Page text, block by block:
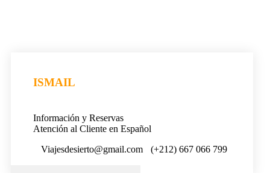
ISMAIL
Información y Reservas
Atención al Cliente en Español
Viajesdesierto@gmail.com
(+212) 667 066 799